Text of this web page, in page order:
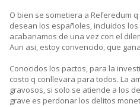
O bien se sometiera a Referedum
desean los españoles, incluidos
acabariamos de una vez con el
Aun asi, estoy convencido, que
Conocidos los pactos, para la
costo q conllevara para todos. La
gravosos, si solo se atiende a los
grave es perdonar los delitos